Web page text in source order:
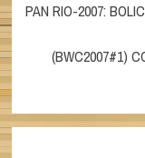
navigation
PAN RIO-2007:
(BWC2007#1)